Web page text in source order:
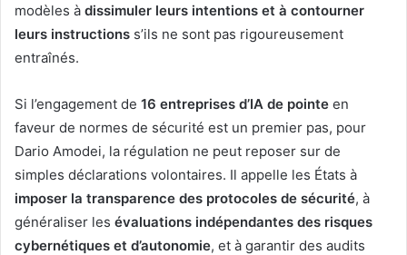
modèles à dissimuler leurs intentions et à contourner
leurs instructions s’ils ne sont pas rigoureusement
entraînés.
Si l’engagement de 16 entreprises d’IA de pointe en
faveur de normes de sécurité est un premier pas, pour
Dario Amodei, la régulation ne peut reposer sur de
simples déclarations volontaires. Il appelle les États à
imposer la transparence des protocoles de sécurité, à
généraliser les évaluations indépendantes des risques
cybernétiques et d’autonomie, et à garantir des audits